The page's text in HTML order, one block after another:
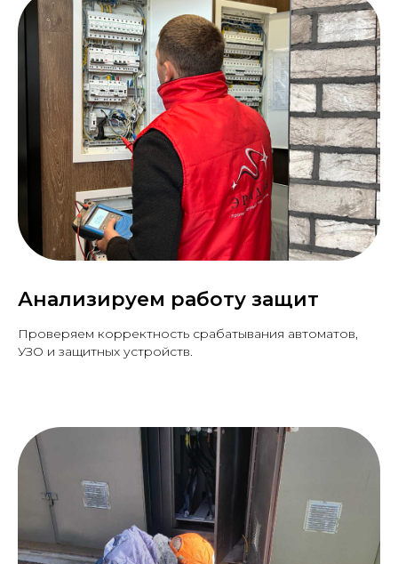
Анализируем работу защит
Проверяем корректность срабатывания автоматов,
УЗО и защитных устройств.